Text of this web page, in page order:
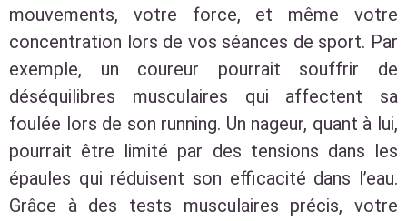
mouvements, votre force, et même votre
concentration lors de vos séances de sport. Par
exemple, un coureur pourrait souffrir de
déséquilibres musculaires qui affectent sa
foulée lors de son running. Un nageur, quant à lui,
pourrait être limité par des tensions dans les
épaules qui réduisent son efficacité dans l’eau.
Grâce à des tests musculaires précis, votre